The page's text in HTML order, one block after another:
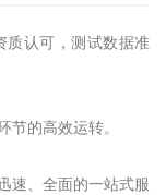
质认可，测试数据准
节的高效运转。
速、全面的一站式服